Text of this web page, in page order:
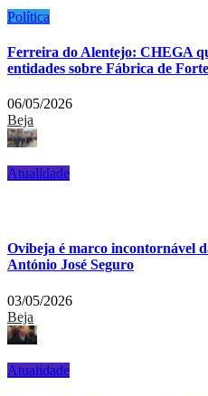
Política
Ferreira do Alentejo: CHEGA
entidades sobre Fábrica de
06/05/2026
Beja
Atualidade
Ovibeja é marco incontornável
António José Seguro
03/05/2026
Beja
Atualidade